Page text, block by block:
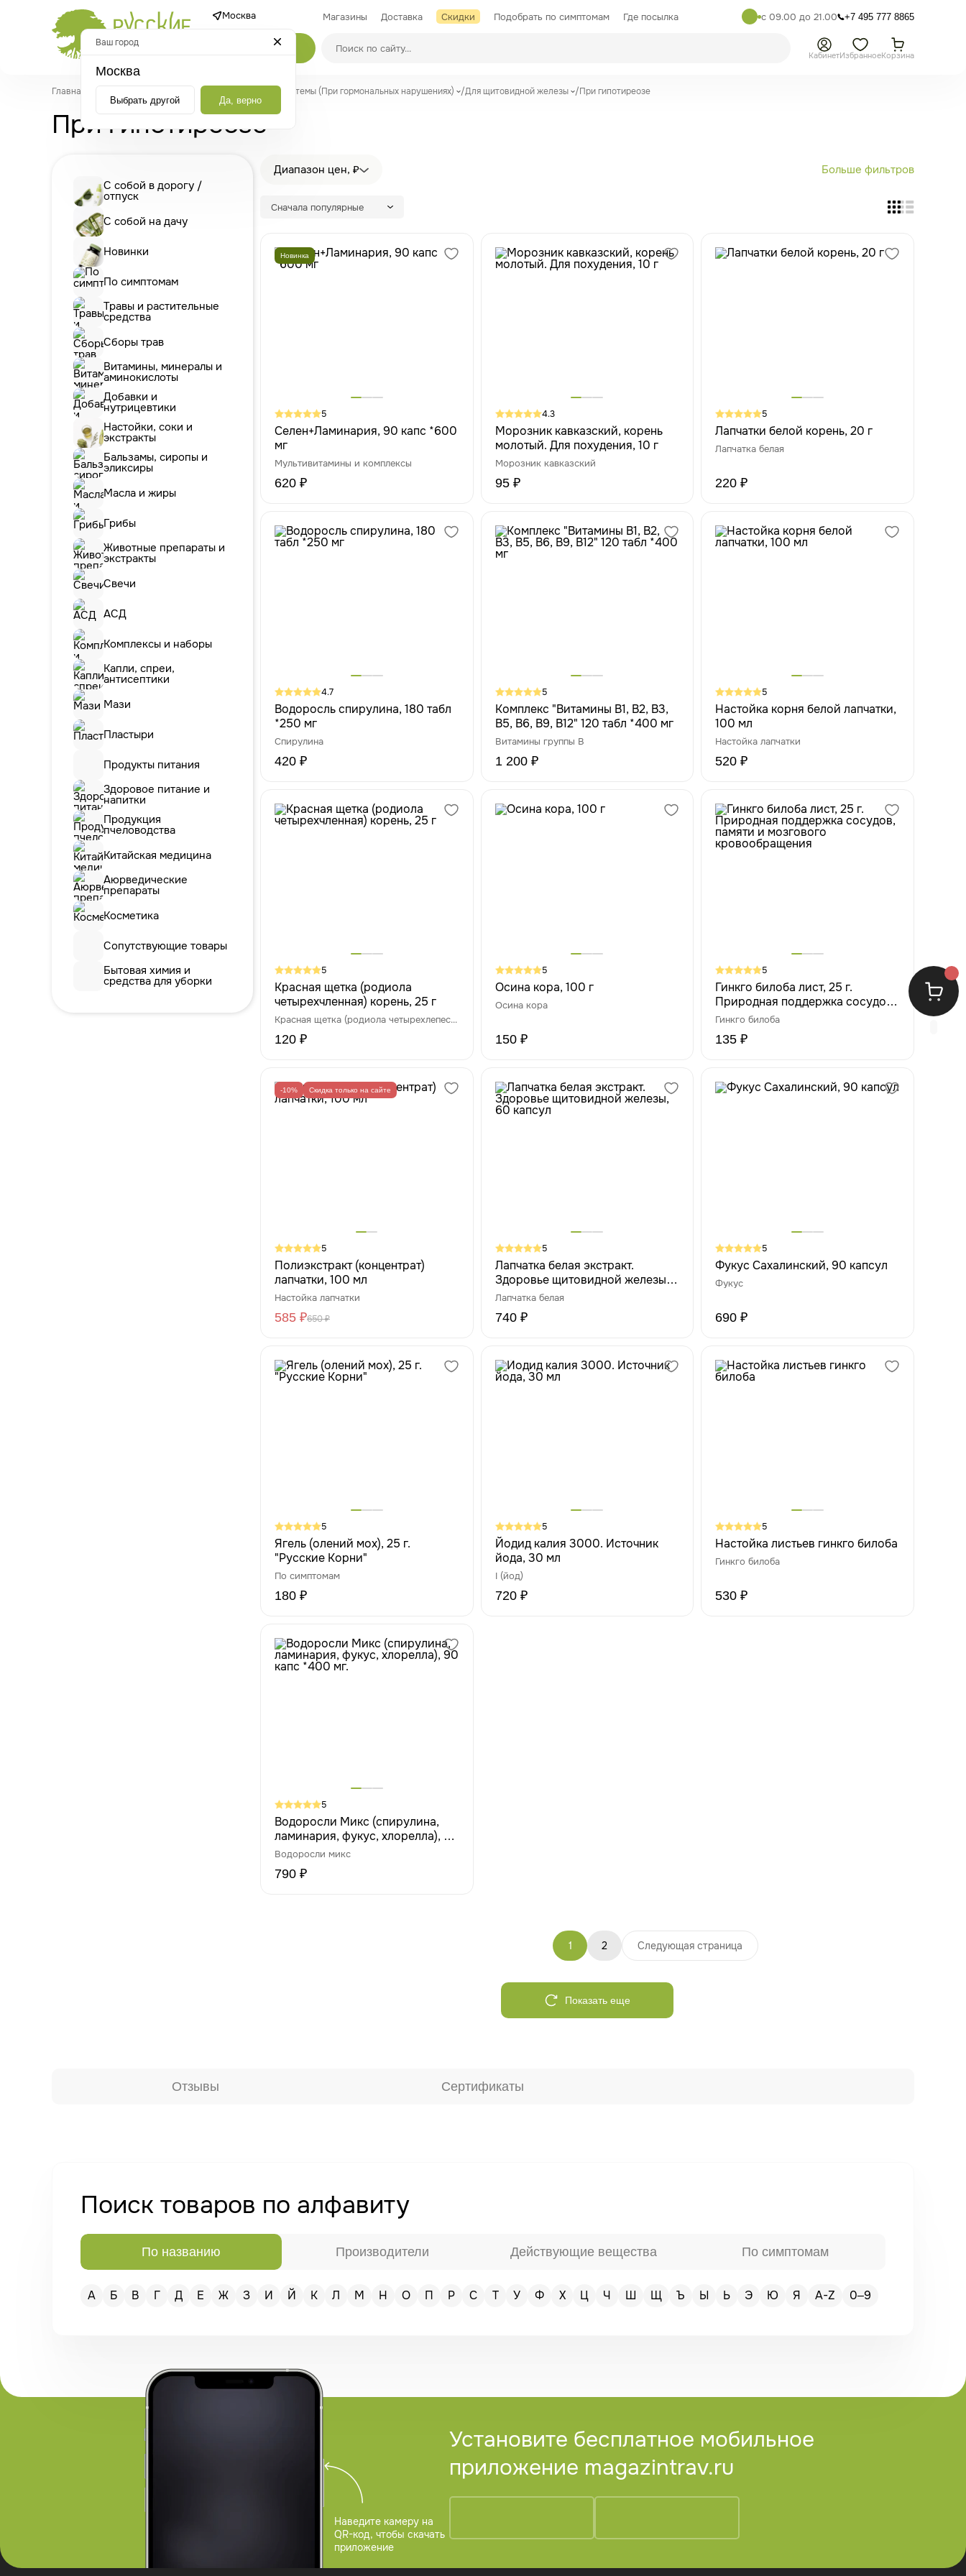
Москва Магазины Доставка Скидки Подобрать по симптомам Где посылка
Производители
с 09.00 до 21.00 +7 495 777 8865
Каталог
КабинетИзбранноеКорзина
Главная / Для эндокринной системы (При гормональных нарушениях) /Для щитовидной железы /При гипотиреозе
При гипотиреозе
С собой в дорогу /
отпуск
С собой на дачу
Новинки
По симптомам
Травы и растительные
средства
Сборы трав
Витамины, минералы и
аминокислоты
Добавки и
нутрицевтики
Настойки, соки и
экстракты
Бальзамы, сиропы и
эликсиры
Масла и жиры
Грибы
Животные препараты и
экстракты
Свечи
АСД
Комплексы и наборы
Капли, спреи,
антисептики
Мази
Пластыри
Продукты питания
Здоровое питание и
напитки
Продукция
пчеловодства
Китайская медицина
Аюрведические
препараты
Косметика
Сопутствующие товары
Бытовая химия и
средства для уборки
Диапазон цен, ₽ Больше фильтров
Сначала популярные
Новинка
5
Селен+Ламинария, 90 капс *600
мг
Мультивитамины и комплексы
620 ₽
4.3
Морозник кавказский, корень
молотый. Для похудения, 10 г
Морозник кавказский
95 ₽
5
Лапчатки белой корень, 20 г
Лапчатка белая
220 ₽
4.7
Водоросль спирулина, 180 табл
*250 мг
Спирулина
420 ₽
5
Комплекс "Витамины В1, В2, В3,
В5, В6, В9, В12" 120 табл *400 мг
Витамины группы В
1 200 ₽
5
Настойка корня белой лапчатки,
100 мл
Настойка лапчатки
520 ₽
5
Красная щетка (родиола
четырехчленная) корень, 25 г
Красная щетка (родиола четырехлепестная)
120 ₽
5
Осина кора, 100 г
Осина кора
150 ₽
5
Гинкго билоба лист, 25 г.
Природная поддержка сосудов,
памяти и мозгового
Гинкго билоба
135 ₽
-10% Скидка только на сайте
5
Полиэкстракт (концентрат)
лапчатки, 100 мл
Настойка лапчатки
585 ₽650 ₽
5
Лапчатка белая экстракт.
Здоровье щитовидной железы,
60 капсул
Лапчатка белая
740 ₽
5
Фукус Сахалинский, 90 капсул
Фукус
690 ₽
5
Ягель (олений мох), 25 г.
"Русские Корни"
По симптомам
180 ₽
5
Йодид калия 3000. Источник
йода, 30 мл
I (йод)
720 ₽
5
Настойка листьев гинкго билоба
Гинкго билоба
530 ₽
5
Водоросли Микс (спирулина,
ламинария, фукус, хлорелла), 90
капс *400 мг.
Водоросли микс
790 ₽
1 2 Следующая страница
Показать еще
Отзывы Сертификаты
Поиск товаров по алфавиту
По названию Производители Действующие вещества По симптомам
А Б В Г Д Е Ж З И Й К Л М Н О П Р С Т У Ф Х Ц Ч Ш Щ Ъ Ы Ь Э Ю Я A-Z 0–9
Наведите камеру на
QR-код, чтобы скачать
приложение
Установите бесплатное мобильное
приложение magazintrav.ru
Ваш город
Москва
Выбрать другой Да, верно